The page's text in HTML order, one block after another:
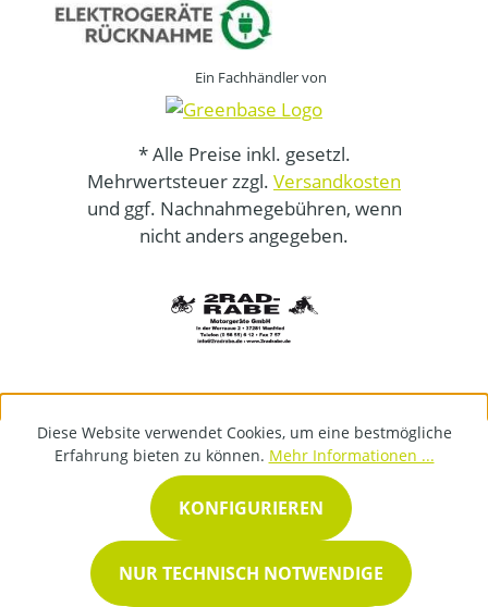
Ein Fachhändler von
* Alle Preise inkl. gesetzl.
Mehrwertsteuer zzgl. Versandkosten
und ggf. Nachnahmegebühren, wenn
nicht anders angegeben.
Diese Website verwendet Cookies, um eine bestmögliche
Erfahrung bieten zu können. Mehr Informationen ...
NUR TECHNISCH NOTWENDIGE
KONFIGURIEREN